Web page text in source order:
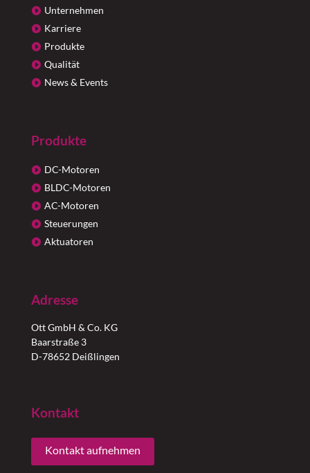
Unternehmen
Karriere
Produkte
Qualität
News & Events
Produkte
DC-Motoren
BLDC-Motoren
AC-Motoren
Steuerungen
Aktuatoren
Adresse
Ott GmbH & Co. KG
Baarstraße 3
D-78652 Deißlingen
Kontakt
Kontakt aufnehmen